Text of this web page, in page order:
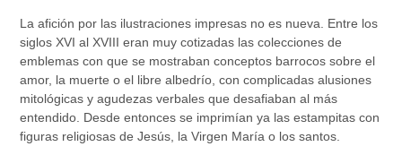
La afición por las ilustraciones impresas no es nueva. Entre los
siglos XVI al XVIII eran muy cotizadas las colecciones de
emblemas con que se mostraban conceptos barrocos sobre el
amor, la muerte o el libre albedrío, con complicadas alusiones
mitológicas y agudezas verbales que desafiaban al más
entendido. Desde entonces se imprimían ya las estampitas con
figuras religiosas de Jesús, la Virgen María o los santos.